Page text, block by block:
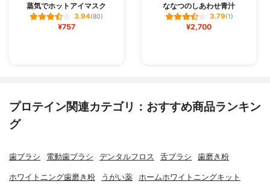
蒸気でホットアイマスク
3.94(80)
¥757
ななつのしあわせ青汁
3.79(1)
¥2,700
プロテイン関連カテゴリ：おすすめ商品ランキン
グ
歯ブラシ 電動歯ブラシ デンタルフロス 舌ブラシ 歯磨き粉
ホワイトニング歯磨き粉 うがい薬 ホームホワイトニングキット